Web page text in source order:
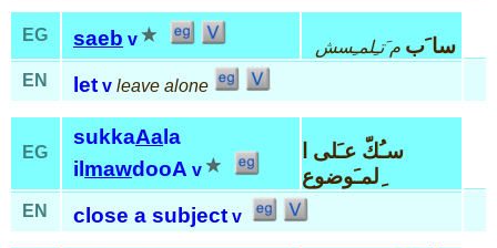
EG saeb v سا َب م َتـِلمـِسش
EN
let v leave alone
EG
sukkaAa la
il mawdooA v
سـُكّ عـَلى ا
ِلمـَوضوع
EN close a subject v